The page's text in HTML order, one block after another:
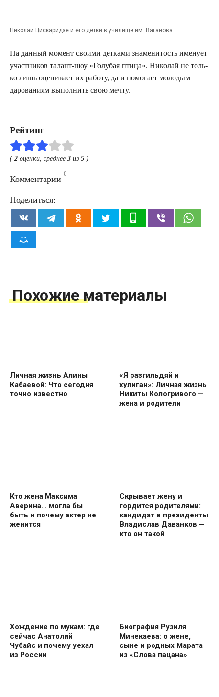
Нико­лай Цис­ка­рид­зе и его дет­ки в учи­ли­ще им. Ваганова
На дан­ный момент сво­и­ми дет­ка­ми зна­ме­ни­тость име­ну­ет
участ­ни­ков талант-шоу «Голу­бая пти­ца». Нико­лай не толь­
ко лишь оце­ни­ва­ет их рабо­ту, да и помо­га­ет моло­дым
даро­ва­ни­ям выпол­нить свою мечту.
Рейтинг
(2 оценки, среднее 3 из 5 )
Комментарии
0
Поделиться:
Похожие материалы
Личная жизнь Алины
Кабаевой: Что сегодня
точно известно
«Я разгильдяй и
хулиган»: Личная жизнь
Никиты Кологривого —
жена и родители
Кто жена Максима
Аверина… могла бы
быть и почему актер не
женится
Скрывает жену и
гордится родителями:
кандидат в президенты
Владислав Даванков —
кто он такой
Хождение по мукам: где
сейчас Анатолий
Чубайс и почему уехал
из России
Биография Рузиля
Минекаева: о жене,
сыне и родных Марата
из «Слова пацана»